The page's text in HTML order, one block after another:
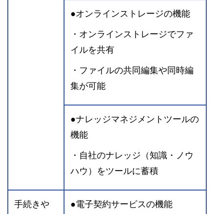
●オンラインストレージの機能
・オンラインストレージでファ
イルを共有
・ファイルの共同編集や同時編
集が可能
●ナレッジマネジメントツールの
機能
・自社のナレッジ（知識・ノウ
ハウ）をツールに蓄積
手続きや
●電子契約サービスの機能